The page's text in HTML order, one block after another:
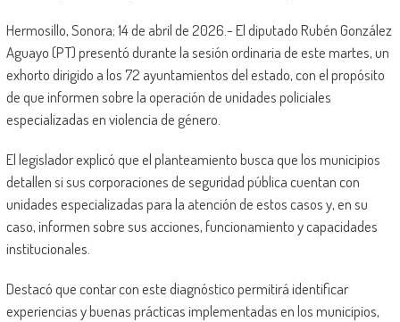
Hermosillo, Sonora; 14 de abril de 2026.- El diputado Rubén González
Aguayo (PT) presentó durante la sesión ordinaria de este martes, un
exhorto dirigido a los 72 ayuntamientos del estado, con el propósito
de que informen sobre la operación de unidades policiales
especializadas en violencia de género.
El legislador explicó que el planteamiento busca que los municipios
detallen si sus corporaciones de seguridad pública cuentan con
unidades especializadas para la atención de estos casos y, en su
caso, informen sobre sus acciones, funcionamiento y capacidades
institucionales.
Destacó que contar con este diagnóstico permitirá identificar
experiencias y buenas prácticas implementadas en los municipios,